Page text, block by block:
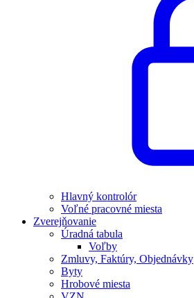
Hlavný kontrolór
Voľné pracovné miesta
Zverejňovanie
Úradná tabula
Voľby
Zmluvy, Faktúry, Objednávky
Byty
Hrobové miesta